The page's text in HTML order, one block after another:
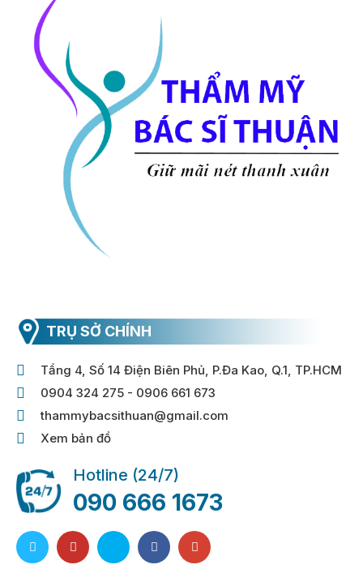
TRỤ SỞ CHÍNH
Tầng 4, Số 14 Điện Biên Phủ, P.Đa Kao, Q.1, TP.HCM
0904 324 275 - 0906 661 673
thammybacsithuan@gmail.com
Xem bản đồ
Hotline (24/7)
090 666 1673